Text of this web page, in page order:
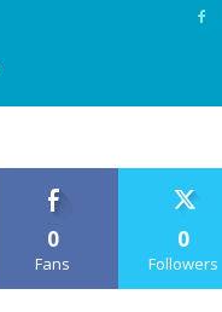
0
Fans
0
Followers